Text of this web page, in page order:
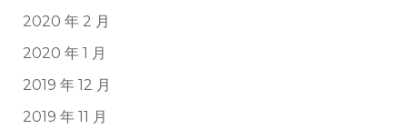
2020 年 2 月
2020 年 1 月
2019 年 12 月
2019 年 11 月